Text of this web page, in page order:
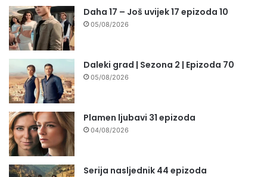
Daha 17 – Još uvijek 17 epizoda 10
05/08/2026
Daleki grad | Sezona 2 | Epizoda 70
05/08/2026
Plamen ljubavi 31 epizoda
04/08/2026
Serija nasljednik 44 epizoda